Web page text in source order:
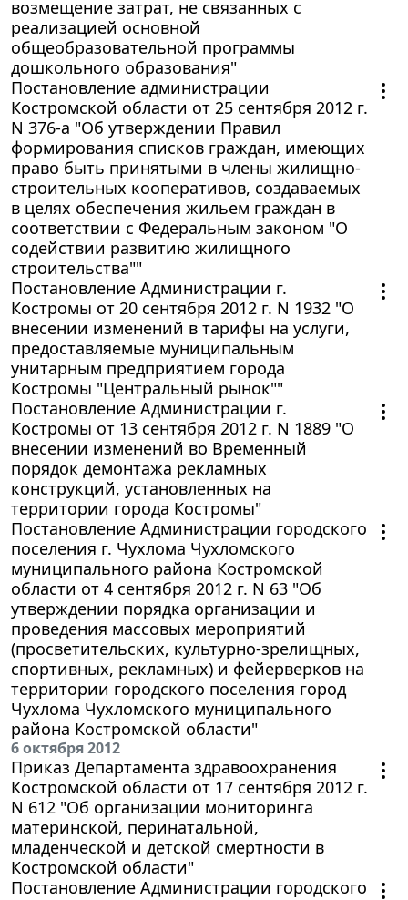
возмещение затрат, не связанных с
реализацией основной
общеобразовательной программы
дошкольного образования"
Постановление администрации
Костромской области от 25 сентября 2012 г.
N 376-а "Об утверждении Правил
формирования списков граждан, имеющих
право быть принятыми в члены жилищно-
строительных кооперативов, создаваемых
в целях обеспечения жильем граждан в
соответствии с Федеральным законом "О
содействии развитию жилищного
строительства""
Постановление Администрации г.
Костромы от 20 сентября 2012 г. N 1932 "О
внесении изменений в тарифы на услуги,
предоставляемые муниципальным
унитарным предприятием города
Костромы "Центральный рынок""
Постановление Администрации г.
Костромы от 13 сентября 2012 г. N 1889 "О
внесении изменений во Временный
порядок демонтажа рекламных
конструкций, установленных на
территории города Костромы"
Постановление Администрации городского
поселения г. Чухлома Чухломского
муниципального района Костромской
области от 4 сентября 2012 г. N 63 "Об
утверждении порядка организации и
проведения массовых мероприятий
(просветительских, культурно-зрелищных,
спортивных, рекламных) и фейерверков на
территории городского поселения город
Чухлома Чухломского муниципального
района Костромской области"
6 октября 2012
Приказ Департамента здравоохранения
Костромской области от 17 сентября 2012 г.
N 612 "Об организации мониторинга
материнской, перинатальной,
младенческой и детской смертности в
Костромской области"
Постановление Администрации городского